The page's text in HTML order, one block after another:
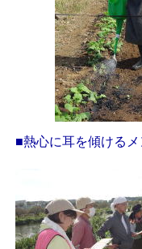
■熱心に耳を傾けるメ